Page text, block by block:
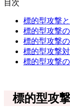
目次
標的型攻撃
標的型攻撃
標的型攻撃
標的型攻撃
標的型攻撃
標的型攻